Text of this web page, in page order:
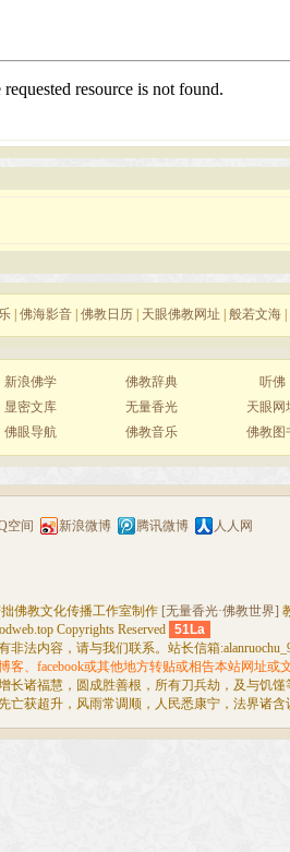
佛海影音 佛教日历 天眼佛教网址 般若文海
新浪佛学 佛教辞典
听佛
显密文库 无量香光
天眼网
佛眼导航 佛教音乐 佛教图
空间 新浪微博 腾讯微博 人人网
佛教文化传播工作室制作 [无量香光·佛教世界]
Copyrights Reserved 51La
法内容，请与我们联系。站长信箱
客、facebook或其他地方转贴或相告本站网址或
长诸福慧，圆成胜善根，所有刀兵劫，及与饥
亡获超升，风雨常调顺，人民悉康宁，法界诸含